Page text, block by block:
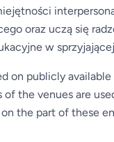
oraz uczą się
w
on publicly
the venues are
the part of these